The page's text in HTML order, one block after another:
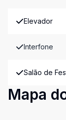
Elevador
Interfone
Salão de
Mapa